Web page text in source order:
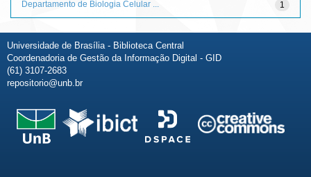
1
Departamento de Biologia Celular ...
Universidade de Brasília - Biblioteca Central
Coordenadoria de Gestão da Informação Digital - GID
(61) 3107-2683
repositorio@unb.br